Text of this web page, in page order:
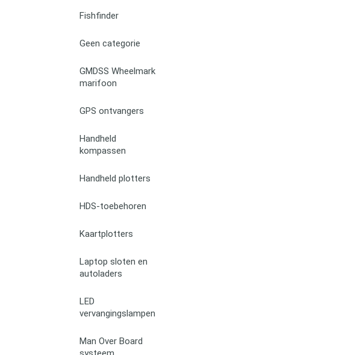
Fishfinder
Geen categorie
GMDSS Wheelmark
marifoon
GPS ontvangers
Handheld
kompassen
Handheld plotters
HDS-toebehoren
Kaartplotters
Laptop sloten en
autoladers
LED
vervangingslampen
Man Over Board